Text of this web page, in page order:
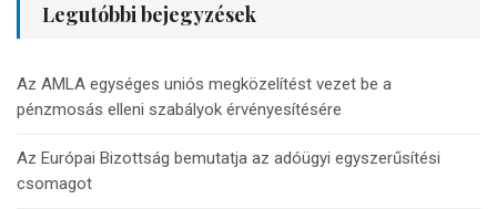
Legutóbbi bejegyzések
Az AMLA egységes uniós megközelítést vezet be a
pénzmosás elleni szabályok érvényesítésére
Az Európai Bizottság bemutatja az adóügyi egyszerűsítési
csomagot